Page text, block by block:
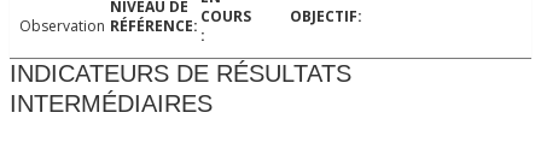
Observation
INDICATEURS DE RÉSULTATS
INTERMÉDIAIRES